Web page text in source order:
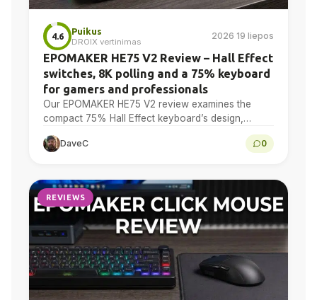
4.6
Puikus
DROIX vertinimas
2026 19 liepos
EPOMAKER HE75 V2 Review – Hall Effect
switches, 8K polling and a 75% keyboard
for gamers and professionals
Our EPOMAKER HE75 V2 review examines the
compact 75% Hall Effect keyboard’s design,
adjustable actuation, sound treatment, 8K polling,
software, battery and multi-device connectivity.
DaveC 0
REVIEWS